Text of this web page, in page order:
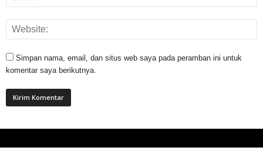
Simpan nama, email, dan situs web saya pada peramban ini untuk
komentar saya berikutnya.